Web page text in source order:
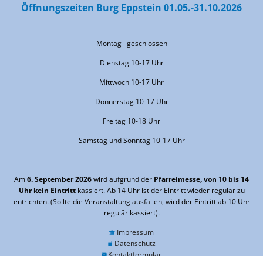
Öffnungszeiten Burg Eppstein 01.05.-31.10.2026
Montag geschlossen
Dienstag 10-17 Uhr
Mittwoch 10-17 Uhr
Donnerstag 10-17 Uhr
Freitag 10-18 Uhr
Samstag und Sonntag 10-17 Uhr
Am6. September 2026wird aufgrund der Pfarreimesse, von 10 bis 14
Uhr kein Eintrittkassiert. Ab 14 Uhr ist der Eintritt wieder regulär zu
entrichten. (Sollte die Veranstaltung ausfallen, wird der Eintritt ab 10 Uhr
regulär kassiert).
Impressum
Datenschutz